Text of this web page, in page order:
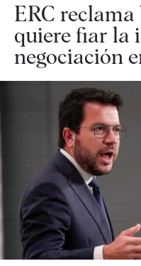
ERC
quiere fiar la
negociación